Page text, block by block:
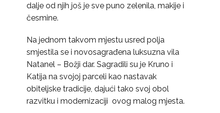
dalje od njih još je sve puno zelenila, makije i
česmine.
Na jednom takvom mjestu usred polja
smjestila se i novosagrađena luksuzna vila
Natanel – Božji dar. Sagradili su je Kruno i
Katija na svojoj parceli kao nastavak
obiteljske tradicije, dajući tako svoj obol
razvitku i modernizaciji ovog malog mjesta.